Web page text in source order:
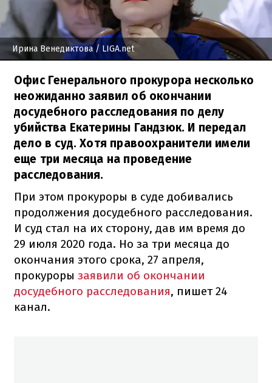
Ирина Венедиктова/ LIGA.net
Офис Генерального прокурора несколько
неожиданно заявил об окончании
досудебного расследования по делу
убийства Екатерины Гандзюк. И передал
дело в суд. Хотя правоохранители имели
еще три месяца на проведение
расследования.
При этом прокуроры в суде добивались
продолжения досудебного расследования.
И суд стал на их сторону, дав им время до
29 июля 2020 года. Но за три месяца до
окончания этого срока, 27 апреля,
прокуроры заявили об окончании
досудебного расследования, пишет 24
канал.